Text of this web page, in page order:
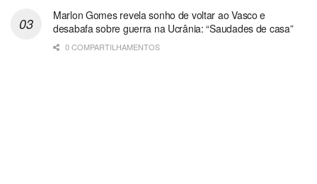
Marlon Gomes revela sonho de voltar ao Vasco e
desabafa sobre guerra na Ucrânia: “Saudades de casa”
0 COMPARTILHAMENTOS